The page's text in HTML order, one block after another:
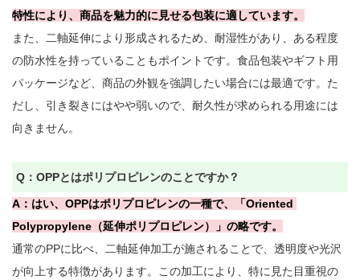
特性により、商品を魅力的に見せる包装に適しています。
また、二軸延伸により形成されるため、耐湿性があり、ある程度
の防水性を持っていることもポイントです。食品包装やギフト用
パッケージなど、商品の外観を強調したい場合には最適です。た
だし、引き裂きにはやや弱いので、耐久性が求められる用途には
向きません。
Q：OPPとはポリプロピレンのことですか？
A：はい、OPPはポリプロピレンの一種で、「Oriented
Polypropylene（延伸ポリプロピレン）」の略です。
通常のPPに比べ、二軸延伸加工が施されることで、透明度や光沢
が向上する特徴があります。この加工により、特に見た目重視の